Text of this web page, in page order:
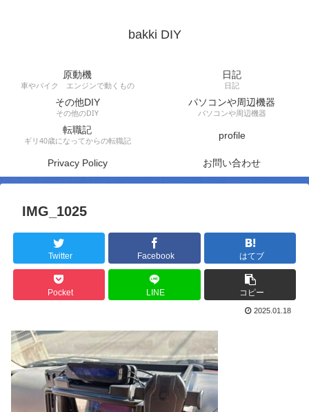
bakki DIY
原動機
車やバイク エンジンで動くもの
日記
日記
その他DIY
その他のDIY
パソコンや周辺機器
パソコンや周辺機器
転職記
ギリ40歳になってからの転職記 profile
Privacy Policy お問い合わせ
IMG_1025
Twitter Facebook はてブ
Pocket LINE コピー
2025.01.18